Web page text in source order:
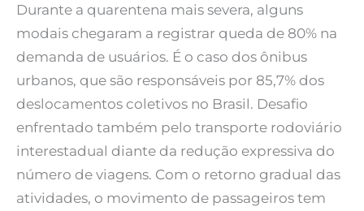
Durante a quarentena mais severa, alguns
modais chegaram a registrar queda de 80% na
demanda de usuários. É o caso dos ônibus
urbanos, que são responsáveis por 85,7% dos
deslocamentos coletivos no Brasil. Desafio
enfrentado também pelo transporte rodoviário
interestadual diante da redução expressiva do
número de viagens. Com o retorno gradual das
atividades, o movimento de passageiros tem